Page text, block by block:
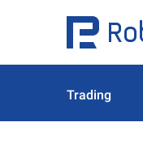
Trading